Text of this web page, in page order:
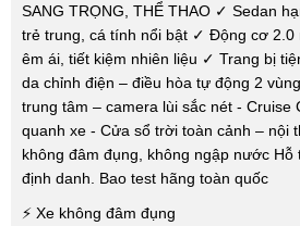
SANG TRỌNG, THỂ THAO ✓ Sedan
trẻ trung, cá tính nổi bật ✓ Động cơ 2.0
êm ái, tiết kiệm nhiên liệu ✓ Trang bị
da chỉnh điện – điều hòa tự động 2
trung tâm – camera lùi sắc nét - Cruise
quanh xe - Cửa sổ trời toàn cảnh – nội
không đâm đụng, không ngập nước
định danh. Bao test hãng toàn quốc
⚡ Xe không đâm đụng